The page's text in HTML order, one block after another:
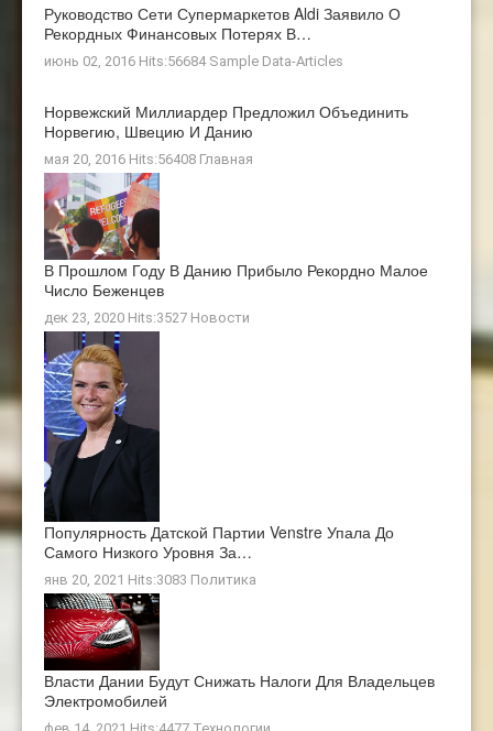
Руководство Сети Супермаркетов Aldi Заявило О
Рекордных Финансовых Потерях В…
июнь 02, 2016 Hits:56684 Sample Data-Articles
Норвежский Миллиардер Предложил Объединить
Норвегию, Швецию И Данию
мая 20, 2016 Hits:56408 Главная
В Прошлом Году В Данию Прибыло Рекордно Малое
Число Беженцев
дек 23, 2020 Hits:3527 Новости
Популярность Датской Партии Venstre Упала До
Самого Низкого Уровня За…
янв 20, 2021 Hits:3083 Политика
Власти Дании Будут Снижать Налоги Для Владельцев
Электромобилей